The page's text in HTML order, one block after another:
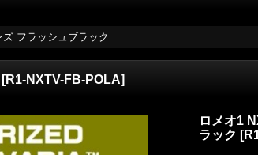
フラッシュブラック
[R1-NXTV-FB-POLA]
ロメオ1
ラック [